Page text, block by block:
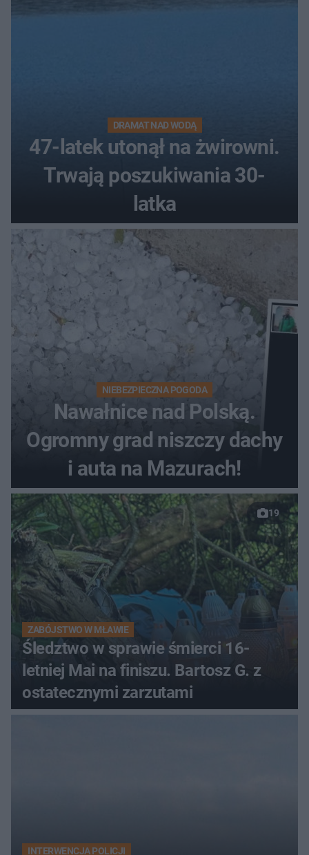
DRAMAT NAD WODĄ
47-latek utonął na żwirowni.
Trwają poszukiwania 30-
latka
NIEBEZPIECZNA POGODA
Nawałnice nad Polską.
Ogromny grad niszczy dachy
i auta na Mazurach!
19
ZABÓJSTWO W MŁAWIE
Śledztwo w sprawie śmierci 16-
letniej Mai na finiszu. Bartosz G. z
ostatecznymi zarzutami
INTERWENCJA POLICJI